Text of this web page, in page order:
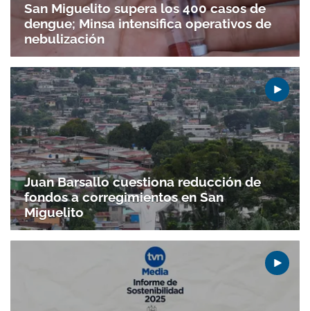
San Miguelito supera los 400 casos de
dengue; Minsa intensifica operativos de
nebulización
Juan Barsallo cuestiona reducción de
fondos a corregimientos en San
Miguelito